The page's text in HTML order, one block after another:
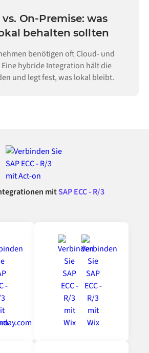
On-Premise: was
behalten sollten
benötigen oft Cloud- und
Eine hybride Integration hält die
und legt fest, was lokal bleibt.
mitSAP ECC - R/3